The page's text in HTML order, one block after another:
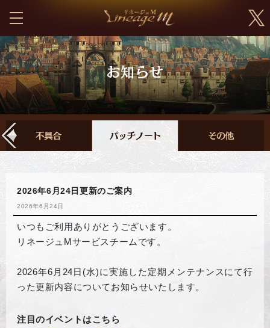
2026年6月24日更新のご案内
2026年6月24日
いつもご利用ありがとうございます。
リネージュMサービスチームです。
2026年6月24日(水)に実施した定期メンテナンスにて行
った更新内容についてお知らせいたします。
注目のイベントはこちら